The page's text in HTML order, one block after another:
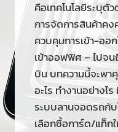
หน้าแรก
ระบบไม้กั้นอ่านป้ายทะเ
ระบบอ่านป้าย
ระบบ LPR ลา
คือเทคโนโลยีระบุตั
การจัดการสินค้าค
ควบคุมการเข้า-ออ
เข้าออฟฟิศ – ไปจน
บิน บทความนี้จะพา
อะไร ทำงานอย่างไ
ระบบลานจอดรถกั
เลือกซื้อการ์ด/แท็ก